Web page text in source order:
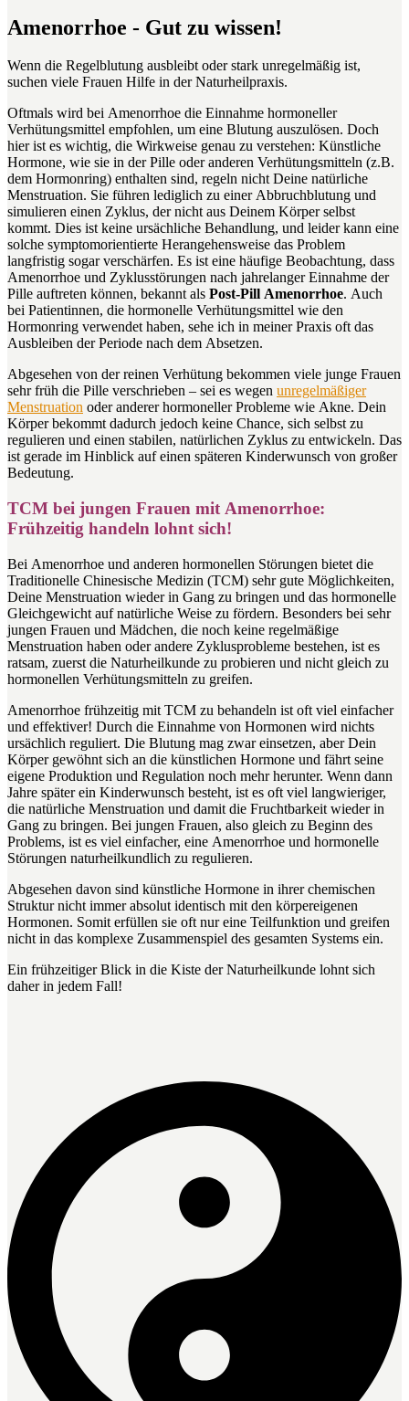
Amenorrhoe - Gut zu wissen!
Wenn die Regelblutung ausbleibt oder stark unregelmäßig ist,
suchen viele Frauen Hilfe in der Naturheilpraxis.
Oftmals wird bei Amenorrhoe die Einnahme hormoneller
Verhütungsmittel empfohlen, um eine Blutung auszulösen. Doch
hier ist es wichtig, die Wirkweise genau zu verstehen: Künstliche
Hormone, wie sie in der Pille oder anderen Verhütungsmitteln (z.B.
dem Hormonring) enthalten sind, regeln nicht Deine natürliche
Menstruation. Sie führen lediglich zu einer Abbruchblutung und
simulieren einen Zyklus, der nicht aus Deinem Körper selbst
kommt. Dies ist keine ursächliche Behandlung, und leider kann eine
solche symptomorientierte Herangehensweise das Problem
langfristig sogar verschärfen. Es ist eine häufige Beobachtung, dass
Amenorrhoe und Zyklusstörungen nach jahrelanger Einnahme der
Pille auftreten können, bekannt als Post-Pill Amenorrhoe. Auch
bei Patientinnen, die hormonelle Verhütungsmittel wie den
Hormonring verwendet haben, sehe ich in meiner Praxis oft das
Ausbleiben der Periode nach dem Absetzen.
Abgesehen von der reinen Verhütung bekommen viele junge Frauen
sehr früh die Pille verschrieben – sei es wegen unregelmäßiger
Menstruation oder anderer hormoneller Probleme wie Akne. Dein
Körper bekommt dadurch jedoch keine Chance, sich selbst zu
regulieren und einen stabilen, natürlichen Zyklus zu entwickeln. Das
ist gerade im Hinblick auf einen späteren Kinderwunsch von großer
Bedeutung.
TCM bei jungen Frauen mit Amenorrhoe:
Frühzeitig handeln lohnt sich!
Bei Amenorrhoe und anderen hormonellen Störungen bietet die
Traditionelle Chinesische Medizin (TCM) sehr gute Möglichkeiten,
Deine Menstruation wieder in Gang zu bringen und das hormonelle
Gleichgewicht auf natürliche Weise zu fördern. Besonders bei sehr
jungen Frauen und Mädchen, die noch keine regelmäßige
Menstruation haben oder andere Zyklusprobleme bestehen, ist es
ratsam, zuerst die Naturheilkunde zu probieren und nicht gleich zu
hormonellen Verhütungsmitteln zu greifen.
Amenorrhoe frühzeitig mit TCM zu behandeln ist oft viel einfacher
und effektiver! Durch die Einnahme von Hormonen wird nichts
ursächlich reguliert. Die Blutung mag zwar einsetzen, aber Dein
Körper gewöhnt sich an die künstlichen Hormone und fährt seine
eigene Produktion und Regulation noch mehr herunter. Wenn dann
Jahre später ein Kinderwunsch besteht, ist es oft viel langwieriger,
die natürliche Menstruation und damit die Fruchtbarkeit wieder in
Gang zu bringen. Bei jungen Frauen, also gleich zu Beginn des
Problems, ist es viel einfacher, eine Amenorrhoe und hormonelle
Störungen naturheilkundlich zu regulieren.
Abgesehen davon sind künstliche Hormone in ihrer chemischen
Struktur nicht immer absolut identisch mit den körpereigenen
Hormonen. Somit erfüllen sie oft nur eine Teilfunktion und greifen
nicht in das komplexe Zusammenspiel des gesamten Systems ein.
Ein frühzeitiger Blick in die Kiste der Naturheilkunde lohnt sich
daher in jedem Fall!